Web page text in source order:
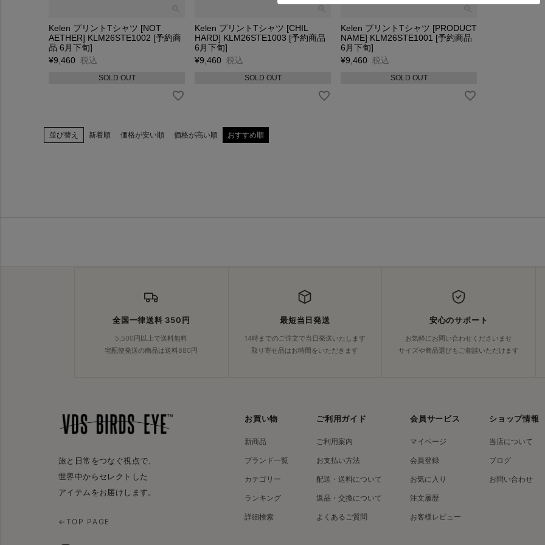
Kelen プリントTシャツ [NOT
AETHER] KLM26STE1002 [予約商
品 6月下旬]
¥9,460 税込
SOLD OUT
Kelen プリントTシャツ [CHIL
HARD] KLM26STE1003 [予約商品
6月下旬]
¥9,460 税込
SOLD OUT
Kelen プリントTシャツ [PRODUCT
NAME] KLM26STE1001 [予約商品
6月下旬]
¥9,460 税込
SOLD OUT
並び替え 新着順 価格が安い順 価格が高い順 おすすめ順
全国一律送料 350円
5,500円以上で送料無料
宅配便発送の商品は送料880円
最短当日発送
14時までのご注文で当日発送いたします
取り寄せ品はお時間をいただきます
安心のサポート
お気軽にお問い合わせくださいませ
サイズや商品選びもご相談いただけます
旅と日常をつなぐ視点で、
世界中からセレクトした
アイテムをお届けします。
← TOP PAGE
お買い物
新商品
ブランド一覧
カテゴリー
ランキング
詳細検索
ご利用ガイド
ご利用案内
お支払い方法
配送・送料について
返品・交換について
よくあるご質問
会員サービス
マイページ
会員登録
お気に入り
注文履歴
お客様レビュー
ショップ情報
当店について
ブログ
お問い合わせ